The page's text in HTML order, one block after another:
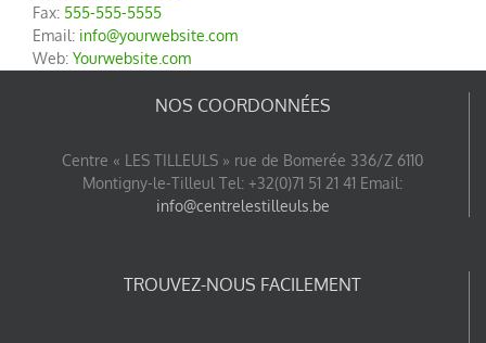
Fax: 555-555-5555
Email: info@yourwebsite.com
Web: Yourwebsite.com
NOS COORDONNÉES
Centre « LES TILLEULS » rue de Bomerée 336/Z 6110
Montigny-le-Tilleul Tel: +32(0)71 51 21 41 Email:
info@centrelestilleuls.be
TROUVEZ-NOUS FACILEMENT